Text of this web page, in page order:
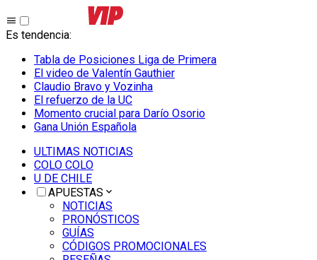
Es tendencia:
Tabla de Posiciones Liga de Primera
El video de Valentín Gauthier
Claudio Bravo y Vozinha
El refuerzo de la UC
Momento crucial para Darío Osorio
Gana Unión Española
ULTIMAS NOTICIAS
COLO COLO
U DE CHILE
APUESTAS
NOTICIAS
PRONÓSTICOS
GUÍAS
CÓDIGOS PROMOCIONALES